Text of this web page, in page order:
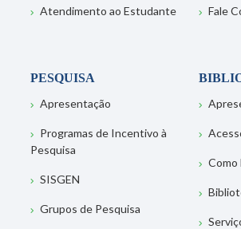
Atendimento ao Estudante Fale
PESQUISA
Apresentação
Programas de Incentivo à
Pesquisa
SISGEN
Grupos de Pesquisa
Como